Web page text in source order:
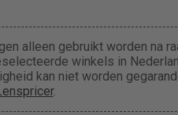
alleen gebruikt worden na
winkels in
kan niet worden
.